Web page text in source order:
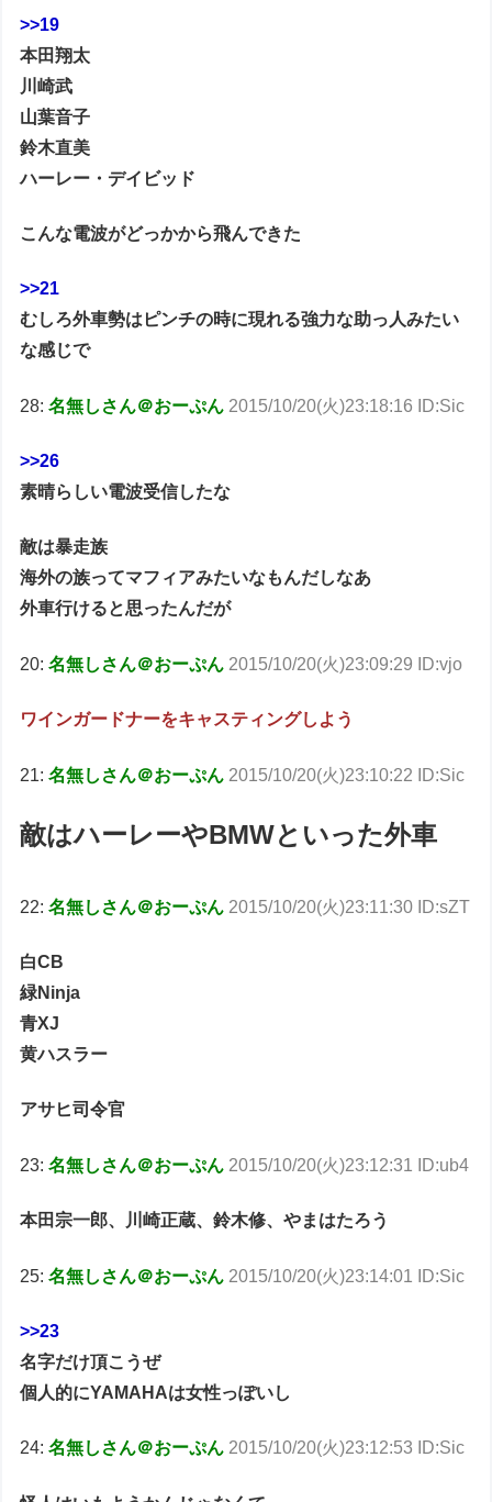
>>19
本田翔太
川崎武
山葉音子
鈴木直美
ハーレー・デイビッド
こんな電波がどっかから飛んできた
>>21
むしろ外車勢はピンチの時に現れる強力な助っ人みたい
な感じで
28:名無しさん＠おーぷん 2015/10/20(火)23:18:16 ID:Sic
>>26
素晴らしい電波受信したな
敵は暴走族
海外の族ってマフィアみたいなもんだしなあ
外車行けると思ったんだが
20:名無しさん＠おーぷん 2015/10/20(火)23:09:29 ID:vjo
ワインガードナーをキャスティングしよう
21:名無しさん＠おーぷん 2015/10/20(火)23:10:22 ID:Sic
敵はハーレーやBMWといった外車
22:名無しさん＠おーぷん 2015/10/20(火)23:11:30 ID:sZT
白CB
緑Ninja
青XJ
黄ハスラー
アサヒ司令官
23:名無しさん＠おーぷん 2015/10/20(火)23:12:31 ID:ub4
本田宗一郎、川崎正蔵、鈴木修、やまはたろう
25:名無しさん＠おーぷん 2015/10/20(火)23:14:01 ID:Sic
>>23
名字だけ頂こうぜ
個人的にYAMAHAは女性っぽいし
24:名無しさん＠おーぷん 2015/10/20(火)23:12:53 ID:Sic